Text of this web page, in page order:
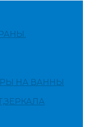
НА ВАННЫ